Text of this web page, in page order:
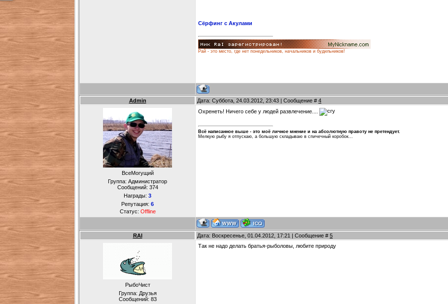
Сёрфинг с Акулами
Рай - это место, где нет понедельников, начальников и будильников!
Admin Дата: Суббота, 24.03.2012, 23:43 | Сообщение # 4
ВсеМогущий
Группа: Администратор
Сообщений: 374
Награды: 3
Репутация: 6
Статус: Offline
Охренеть! Ничего себе у людей развлечение....
Всё написанное выше - это моё личное мнение и на абсолютную правоту не претендует.
Мелкую рыбу я отпускаю, а большую складываю в спичечный коробок...
RAI Дата: Воскресенье, 01.04.2012, 17:21 | Сообщение # 5
РыбоЧист
Группа: Друзья
Сообщений: 83
Так не надо делать братья-рыболовы, любите природу